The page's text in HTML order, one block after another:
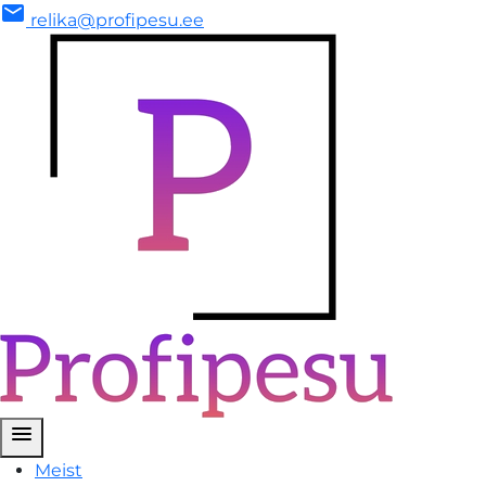
mail relika@profipesu.ee
menu
Meist